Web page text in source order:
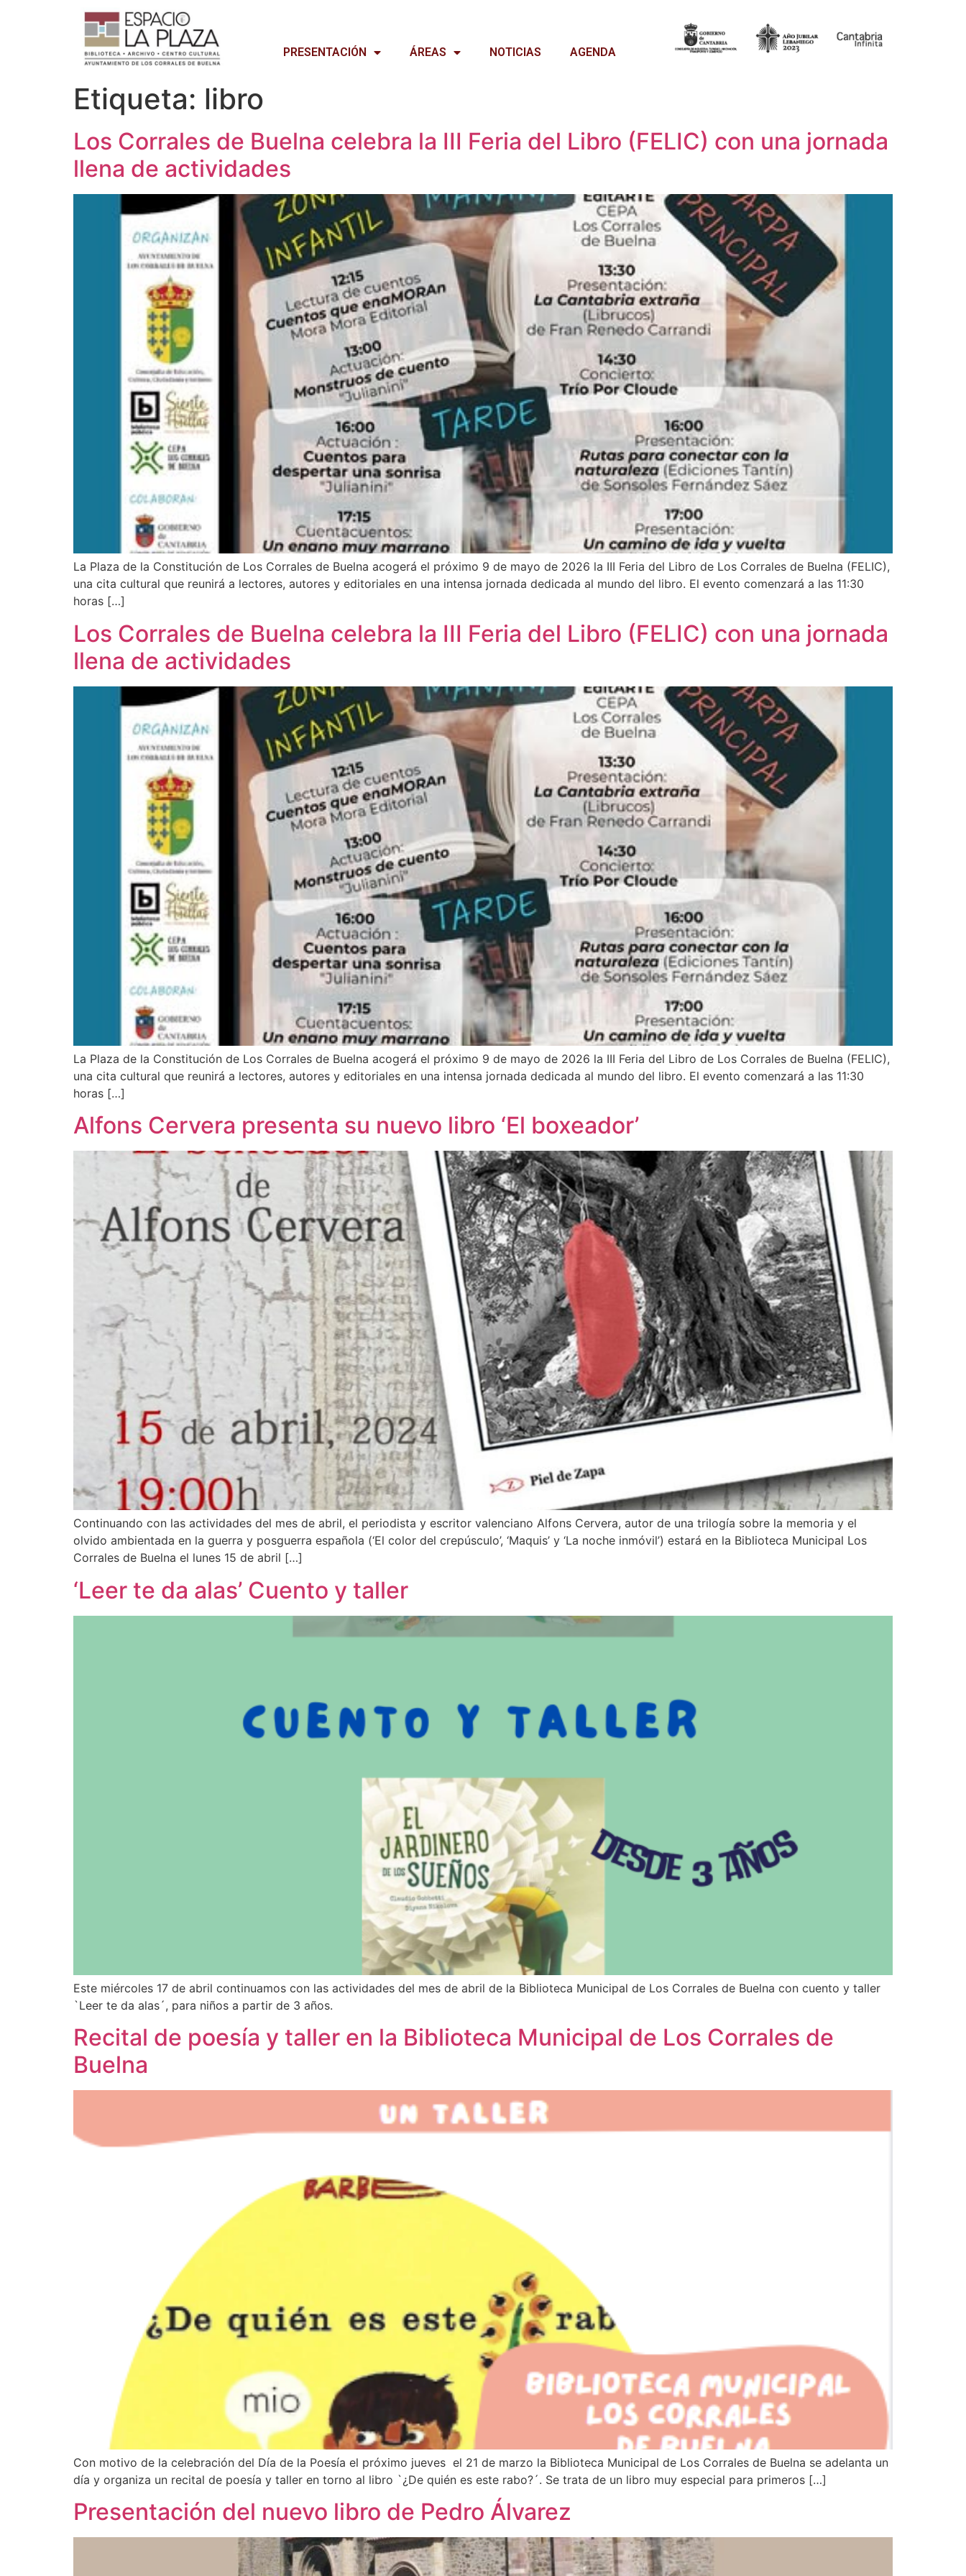
PRESENTACIÓN ÁREAS NOTICIAS AGENDA
Etiqueta: libro
Los Corrales de Buelna celebra la III Feria del Libro (FELIC) con una jornada
llena de actividades
La Plaza de la Constitución de Los Corrales de Buelna acogerá el próximo 9 de mayo de 2026 la III Feria del Libro de Los Corrales de Buelna (FELIC),
una cita cultural que reunirá a lectores, autores y editoriales en una intensa jornada dedicada al mundo del libro. El evento comenzará a las 11:30
horas […]
Los Corrales de Buelna celebra la III Feria del Libro (FELIC) con una jornada
llena de actividades
La Plaza de la Constitución de Los Corrales de Buelna acogerá el próximo 9 de mayo de 2026 la III Feria del Libro de Los Corrales de Buelna (FELIC),
una cita cultural que reunirá a lectores, autores y editoriales en una intensa jornada dedicada al mundo del libro. El evento comenzará a las 11:30
horas […]
Alfons Cervera presenta su nuevo libro ‘El boxeador’
Continuando con las actividades del mes de abril, el periodista y escritor valenciano Alfons Cervera, autor de una trilogía sobre la memoria y el
olvido ambientada en la guerra y posguerra española (‘El color del crepúsculo’, ‘Maquis’ y ‘La noche inmóvil’) estará en la Biblioteca Municipal Los
Corrales de Buelna el lunes 15 de abril […]
‘Leer te da alas’ Cuento y taller
Este miércoles 17 de abril continuamos con las actividades del mes de abril de la Biblioteca Municipal de Los Corrales de Buelna con cuento y taller
`Leer te da alas´, para niños a partir de 3 años.
Recital de poesía y taller en la Biblioteca Municipal de Los Corrales de
Buelna
Con motivo de la celebración del Día de la Poesía el próximo jueves el 21 de marzo la Biblioteca Municipal de Los Corrales de Buelna se adelanta un
día y organiza un recital de poesía y taller en torno al libro `¿De quién es este rabo?´. Se trata de un libro muy especial para primeros […]
Presentación del nuevo libro de Pedro Álvarez